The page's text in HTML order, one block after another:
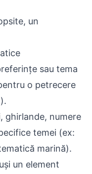
un
sau tema
o petrecere
ghirlande, numere
temei (ex:
marină).
un element